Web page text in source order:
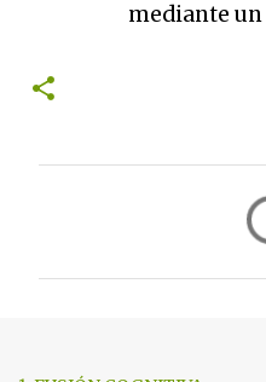
mediante un